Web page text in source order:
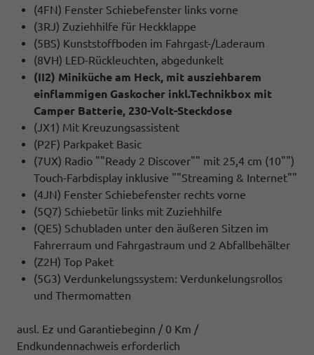
(4FN) Fenster Schiebefenster links vorne
(3RJ) Zuziehhilfe für Heckklappe
(5BS) Kunststoffboden im Fahrgast-/Laderaum
(8VH) LED-Rückleuchten, abgedunkelt
(II2) Miniküche am Heck, mit ausziehbarem
einflammigen Gaskocher inkl.Technikbox mit
Camper Batterie, 230-Volt-Steckdose
(JX1) Mit Kreuzungsassistent
(P2F) Parkpaket Basic
(7UX) Radio ""Ready 2 Discover"" mit 25,4 cm (10"")
Touch-Farbdisplay inklusive ""Streaming & Internet""
(4JN) Fenster Schiebefenster rechts vorne
(5Q7) Schiebetür links mit Zuziehhilfe
(QE5) Schubladen unter den äußeren Sitzen im
Fahrerraum und Fahrgastraum und 2 Abfallbehälter
(Z2H) Top Paket
(5G3) Verdunkelungssystem: Verdunkelungsrollos
und Thermomatten
ausl. Ez und Garantiebeginn / 0 Km /
Endkundennachweis erforderlich